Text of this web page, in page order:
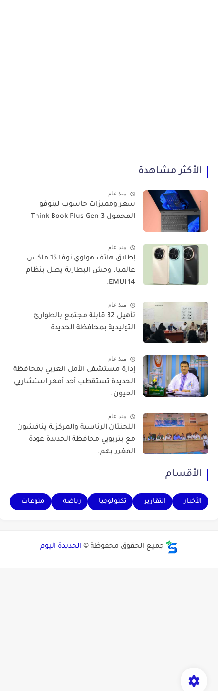
الأكثر مشاهدة
منذ عام
سعر ومميزات حاسوب لينوفو
المحمول Think Book Plus Gen 3
منذ عام
​إطلاق هاتف هواوي نوفا 15 ماكس
عالميا. وحش البطارية يصل بنظام
EMUI 14.
منذ عام
تأهيل 32 قابلة مجتمع بالطوارئ
التوليدية بمحافظة الحديدة
منذ عام
إدارة مستشفى الأمل العربي بمحافظة
الحديدة تستقطب أحد أمهر استشاريي
العيون.
منذ عام
اللجنتان الرئاسية والمركزية يناقشون
مع بتربويي محافظة الحديدة عودة
المغرر بهم.
الأقسام
الأخبار التقارير تكنولوجيا رياضة منوعات
جميع الحقوق محفوظة © الحديدة اليوم